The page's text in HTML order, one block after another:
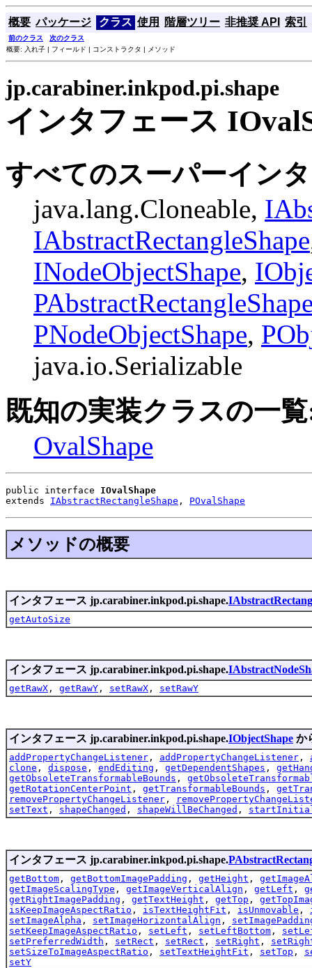
概要 パッケージ クラス 使用 階層ツリー 非推奨 API 索引
前のクラス
次のクラス
概要: 入れ子 | フィールド | コンストラクタ | メソッド
jp.carabiner.inkpod.pi.shape
インタフェース
すべてのスーパーイン
java.lang.Cloneable,
IAbstractRectangleShape
INodeObjectShape,
PNodeObjectShape,
java.io.Serializable
既知の実装クラスの一
OvalShape
public interface IOvalShape
extends IAbstractRectangleShape , POvalShape
メソッドの概要
インタフェース jp.carabiner.inkpod.pi.shape.
getAutoSize
インタフェース jp.carabiner.inkpod.pi.shape.
getRawX , getRawY , setRawX , setRawY
インタフェース jp.carabiner.inkpod.pi.shape.IObjectShape か
addPropertyChangeListener , addPropertyChangeListener ,
clone , dispose , endEditing , getDependentShapes ,
getObsoleteTransformableBounds ,
getRotationCenterPoint , getTransformableBounds ,
removePropertyChangeListener ,
setText , shapeChanged , shapeWillBeChanged ,
インタフェース jp.carabiner.inkpod.pi.shape.
getBottom , getBottomImagePadding , getHeight ,
getImageScalingType , getImageVerticalAlign , getLeft ,
getRightImagePadding , getTextHeight , getTop ,
isKeepImageAspectRatio , isTextHeightFit , isUnmovable ,
setImageAlpha , setImageHorizontalAlign ,
setKeepImageAspectRatio , setLeft , setLeftBottom ,
setPreferredWidth , setRect , setRect , setRight ,
setSizeToImageAspectRatio , setTextHeightFit , setTop ,
setY